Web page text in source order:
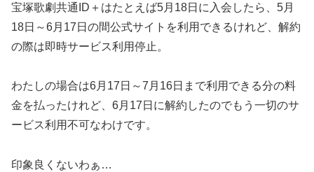
宝塚歌劇共通ID＋はたとえば5月18日に入会したら、5月
18日～6月17日の間公式サイトを利用できるけれど、解約
の際は即時サービス利用停止。
わたしの場合は6月17日～7月16日まで利用できる分の料
金を払ったけれど、6月17日に解約したのでもう一切のサ
ービス利用不可なわけです。
印象良くないわぁ…